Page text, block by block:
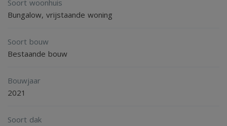
De tuin geeft veel privacy en een oase van rust.
Details
Echt een aanrader voor wie zoekt naar rust en ruimte .
Soort woonhuis
Bungalow, vrijstaande woning
Soort bouw
Bestaande bouw
Bouwjaar
2021
Soort dak